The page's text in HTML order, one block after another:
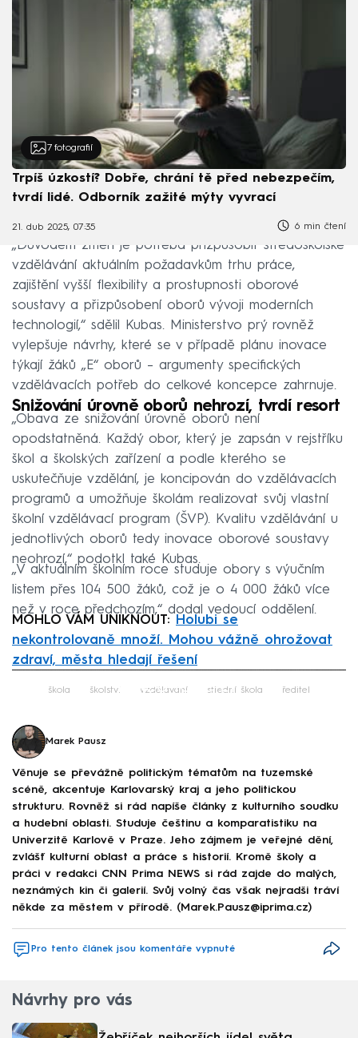
7 fotografií
Trpíš úzkostí? Dobře, chrání tě před nebezpečím,
tvrdí lidé. Odborník zažité mýty vyvrací
21. dub 2025, 07:35 6 min čtení
„Důvodem změn je potřeba přizpůsobit středoškolské
vzdělávání aktuálním požadavkům trhu práce,
zajištění vyšší flexibility a prostupnosti oborové
soustavy a přizpůsobení oborů vývoji moderních
technologií,“ sdělil Kubas. Ministerstvo prý rovněž
vylepšuje návrhy, které se v případě plánu inovace
týkají žáků „E“ oborů – argumenty specifických
vzdělávacích potřeb do celkové koncepce zahrnuje.
Snižování úrovně oborů nehrozí, tvrdí resort
„Obava ze snižování úrovně oborů není
opodstatněná. Každý obor, který je zapsán v rejstříku
škol a školských zařízení a podle kterého se
uskutečňuje vzdělání, je koncipován do vzdělávacích
programů a umožňuje školám realizovat svůj vlastní
školní vzdělávací program (ŠVP). Kvalitu vzdělávání u
jednotlivých oborů tedy inovace oborové soustavy
neohrozí,“ podotkl také Kubas.
„V aktuálním školním roce studuje obory s výučním
listem přes 104 500 žáků, což je o 4 000 žáků více
než v roce předchozím,“ dodal vedoucí oddělení.
MOHLO VÁM UNIKNOUT:
Holubi se
nekontrolovaně množí. Mohou vážně ohrožovat
zdraví, města hledají řešení
Failed to fetch
škola školství vzdělávání střední škola ředitel
Marek Pausz
Věnuje se převážně politickým tématům na tuzemské
scéně, akcentuje Karlovarský kraj a jeho politickou
strukturu. Rovněž si rád napíše články z kulturního soudku
a hudební oblasti. Studuje češtinu a komparatistiku na
Univerzitě Karlově v Praze. Jeho zájmem je veřejné dění,
zvlášť kulturní oblast a práce s historií. Kromě školy a
práci v redakci CNN Prima NEWS si rád zajde do malých,
neznámých kin či galerií. Svůj volný čas však nejradši tráví
někde za městem v přírodě. (Marek.Pausz@iprima.cz)
Pro tento článek jsou komentáře vypnuté
Návrhy pro vás